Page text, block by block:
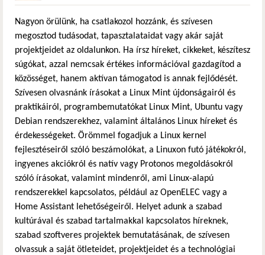
Nagyon örülünk, ha csatlakozol hozzánk, és szívesen
megosztod tudásodat, tapasztalataidat vagy akár saját
projektjeidet az oldalunkon. Ha írsz híreket, cikkeket, készítesz
súgókat, azzal nemcsak értékes információval gazdagítod a
közösséget, hanem aktívan támogatod is annak fejlődését.
Szívesen olvasnánk írásokat a Linux Mint újdonságairól és
praktikáiról, programbemutatókat Linux Mint, Ubuntu vagy
Debian rendszerekhez, valamint általános Linux híreket és
érdekességeket. Örömmel fogadjuk a Linux kernel
fejlesztéseiről szóló beszámolókat, a Linuxon futó játékokról,
ingyenes akciókról és natív vagy Protonos megoldásokról
szóló írásokat, valamint mindenről, ami Linux-alapú
rendszerekkel kapcsolatos, például az OpenELEC vagy a
Home Assistant lehetőségeiről. Helyet adunk a szabad
kultúrával és szabad tartalmakkal kapcsolatos híreknek,
szabad szoftveres projektek bemutatásának, de szívesen
olvassuk a saját ötleteidet, projektjeidet és a technológiai